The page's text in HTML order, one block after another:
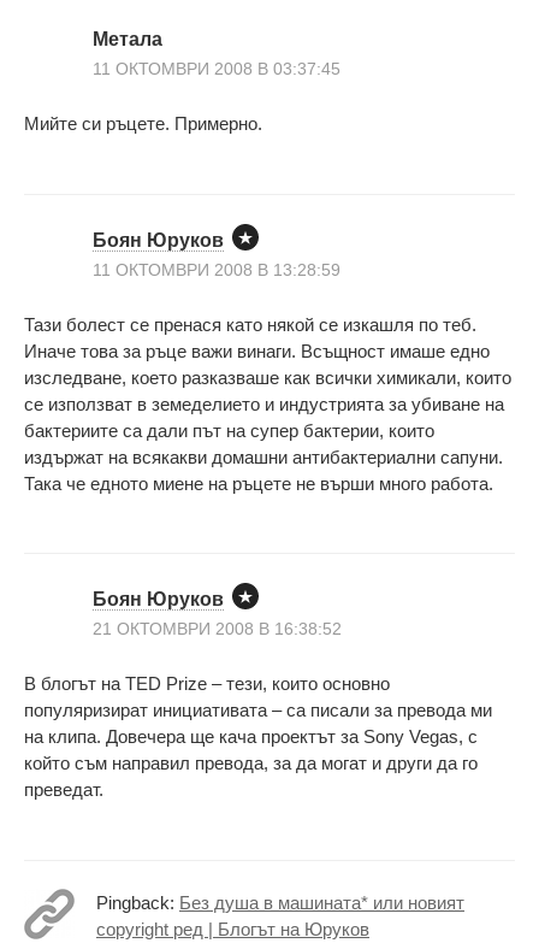
Метала
11 ОКТОМВРИ 2008 В 03:37:45
Мийте си ръцете. Примерно.
Боян Юруков
11 ОКТОМВРИ 2008 В 13:28:59
Тази болест се пренася като някой се изкашля по теб.
Иначе това за ръце важи винаги. Всъщност имаше едно
изследване, което разказваше как всички химикали, които
се използват в земеделието и индустрията за убиване на
бактериите са дали път на супер бактерии, които
издържат на всякакви домашни антибактериални сапуни.
Така че едното миене на ръцете не върши много работа.
Боян Юруков
21 ОКТОМВРИ 2008 В 16:38:52
В блогът на TED Prize – тези, които основно
популяризират инициативата – са писали за превода ми
на клипа. Довечера ще кача проектът за Sony Vegas, с
който съм направил превода, за да могат и други да го
преведат.
Pingback: Без душа в машината* или новият
copyright ред | Блогът на Юруков